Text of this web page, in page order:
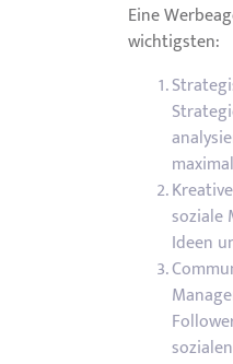
Eine
wichtigsten:
soziale
Ideen